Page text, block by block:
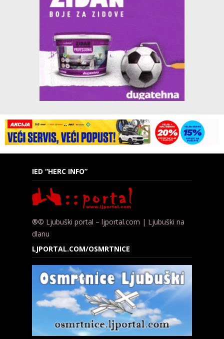
IED “HERC INFO”
®© Ljubuški portal – ljportal.com | Ljubuški na
dlanu
LJPORTAL.COM/OSMRTNICE